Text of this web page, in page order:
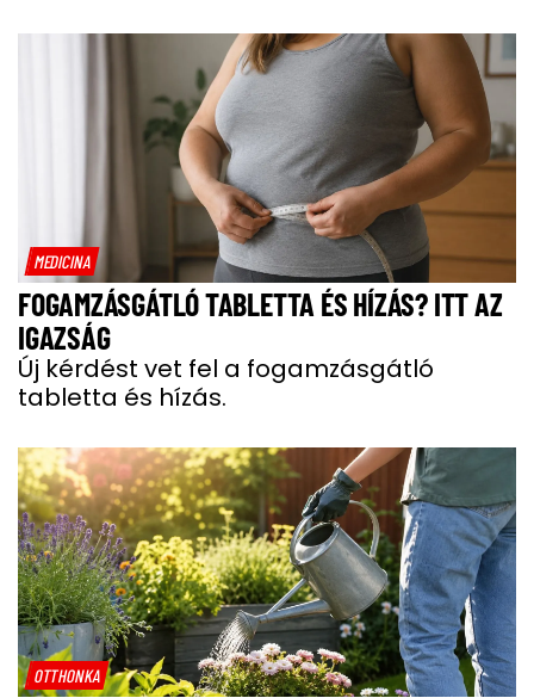
MEDICINA
FOGAMZÁSGÁTLÓ TABLETTA ÉS HÍZÁS? ITT AZ
IGAZSÁG
Új kérdést vet fel a fogamzásgátló
tabletta és hízás.
OTTHONKA